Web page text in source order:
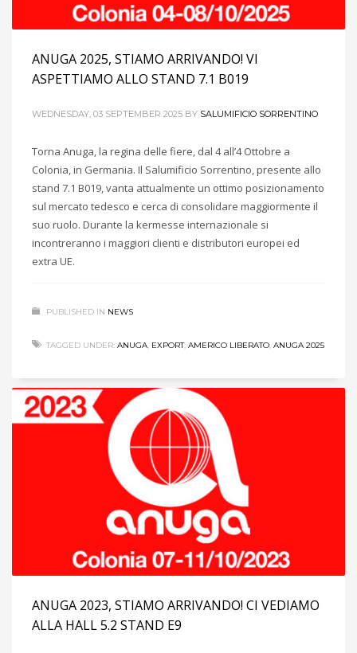
ANUGA 2025, STIAMO ARRIVANDO! VI
ASPETTIAMO ALLO STAND 7.1 B019
WEDNESDAY, 03 SEPTEMBER 2025 BY SALUMIFICIO SORRENTINO
Torna Anuga, la regina delle fiere, dal 4 all’4 Ottobre a
Colonia, in Germania. Il Salumificio Sorrentino, presente allo
stand 7.1 B019, vanta attualmente un ottimo posizionamento
sul mercato tedesco e cerca di consolidare maggiormente il
suo ruolo. Durante la kermesse internazionale si
incontreranno i maggiori clienti e distributori europei ed
extra UE.
PUBLISHED IN NEWS
TAGGED UNDER: ANUGA, EXPORT, AMERICO LIBERATO, ANUGA 2025
ANUGA 2023, STIAMO ARRIVANDO! CI VEDIAMO
ALLA HALL 5.2 STAND E9